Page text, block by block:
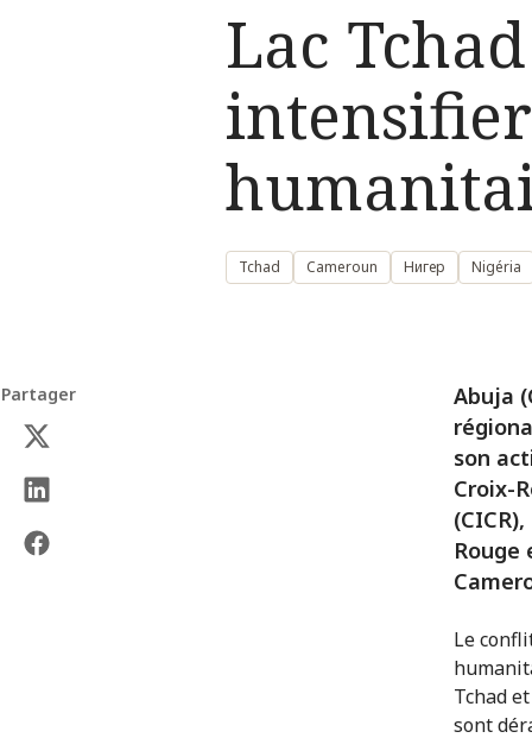
Lac
Tchad Cameroun Нигер Nigéria
Partager
Abuja
son
Croix-
Rouge
Le
Tchad
sont